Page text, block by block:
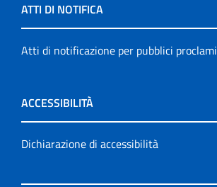
ATTI DI NOTIFICA
Atti di notificazione per pubblici proclami
ACCESSIBILITÀ
Dichiarazione di accessibilità